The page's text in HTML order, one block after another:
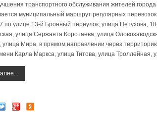
транспортного обслуживания жителей
муниципальный маршрут регулярных
по улице 13-й Бронный переулок, улица Петухова,
улица Сержанта Коротаева, улица
улица Мира, в прямом направлении через
Карла Маркса, улица Титова, улица Троллейная,